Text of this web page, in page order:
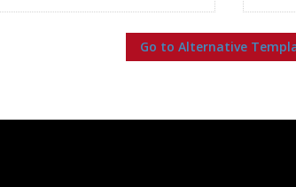
Go to Alternative